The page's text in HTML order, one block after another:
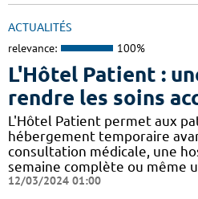
ACTUALITÉS
relevance: 100%
L'Hôtel Patient :
rendre les soins
L'Hôtel Patient permet aux
hébergement temporaire
consultation médicale, une
semaine complète ou même
12/03/2024 01:00